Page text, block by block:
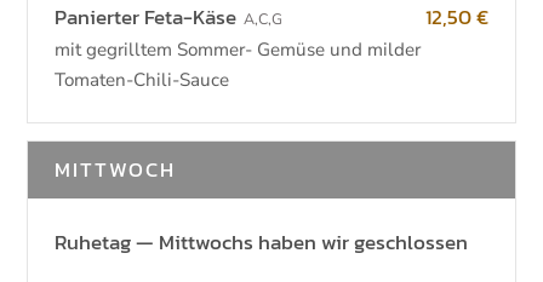
Panierter Feta-Käse A,C,G
mit gegrilltem Sommer- Gemüse und milder
Tomaten-Chili-Sauce
12,50 €
MITTWOCH
Ruhetag — Mittwochs haben wir geschlossen